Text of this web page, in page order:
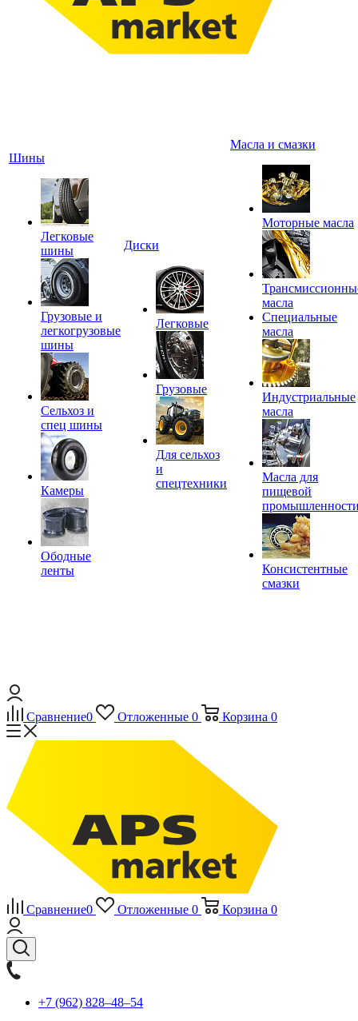
Шины
Легковые
шины
Грузовые и
легкогрузовые
шины
Сельхоз и
спец шины
Камеры
Ободные
ленты
Диски
Легковые
Грузовые
Для сельхоз
и
спецтехники
Масла и смазки
Моторные масла
масла
Специальные
масла
Индустриальные
масла
Масла для
пищевой
Консистентные
смазки
Сравнение0 Отложенные 0 Корзина 0
Сравнение0 Отложенные 0 Корзина 0
+7 (962) 828‒48‒54